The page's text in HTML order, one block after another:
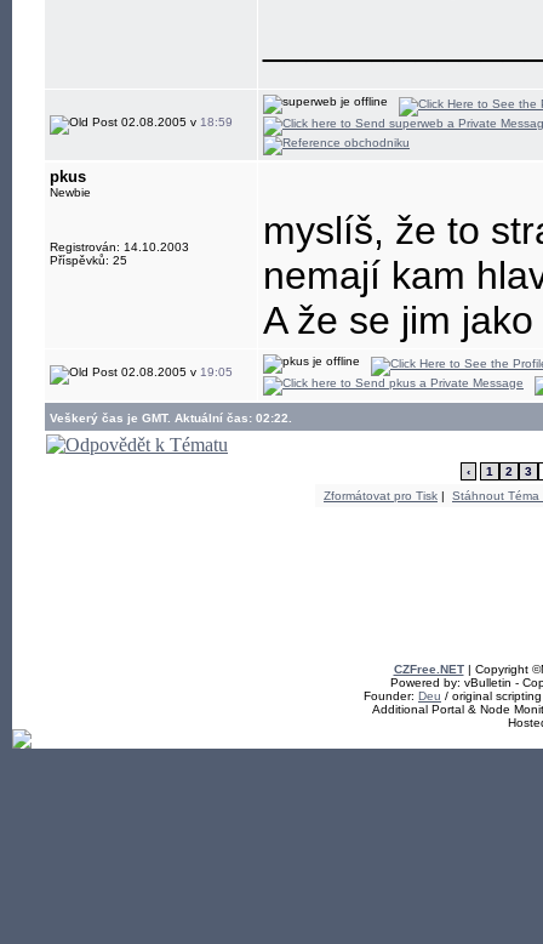
02.08.2005 v 18:59
pkus
Newbie
Registrován: 14.10.2003
Příspěvků: 25
myslíš, že to
nemají kam
A že se jim
02.08.2005 v 19:05
Veškerý čas je GMT. Aktuální čas: 02:22.
‹ 1 2
3
Zformátovat pro Tisk | Stáhnout Téma
CZFree.NET| Copyright
Powered by: vBulletin -
Founder: Deu / original
Additional Portal & Node